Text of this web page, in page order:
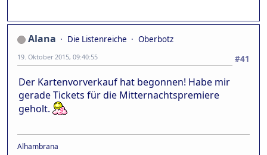
Alana Die Listenreiche
Oberbotz
#41
19. Oktober 2015, 09:40:55
Der Kartenvorverkauf hat begonnen! Habe mir
gerade Tickets für die Mitternachtspremiere
geholt.
Alhambrana